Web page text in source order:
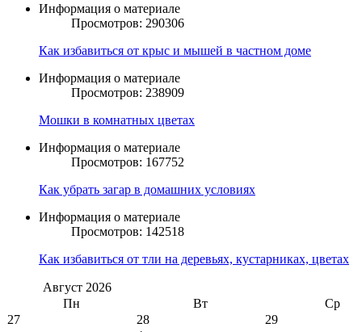
Информация о материале
Просмотров: 290306
Как избавиться от крыс и мышей в частном доме
Информация о материале
Просмотров: 238909
Мошки в комнатных цветах
Информация о материале
Просмотров: 167752
Как убрать загар в домашних условиях
Информация о материале
Просмотров: 142518
Как избавиться от тли на деревьях, кустарниках, цветах
Август 2026
Пн
Вт
Ср
27
28 29